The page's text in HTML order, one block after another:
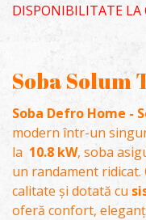
DISPONIBILITATE LA
Soba Solum
Soba Defro Home -
modern într-un
la 10.8 kW, soba
un randament
calitate și dotată cu
oferă confort,